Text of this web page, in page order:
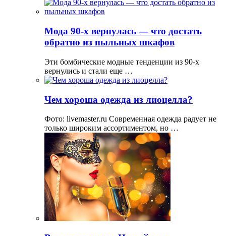
Мода 90-х вернулась — что достать
обратно из пыльных шкафов
Эти бомбические модные тенденции из 90-х
вернулись и стали еще …
Чем хороша одежда из лиоцелла?
Фото: livemaster.ru Современная одежда радует не
только широким ассортиментом, но …